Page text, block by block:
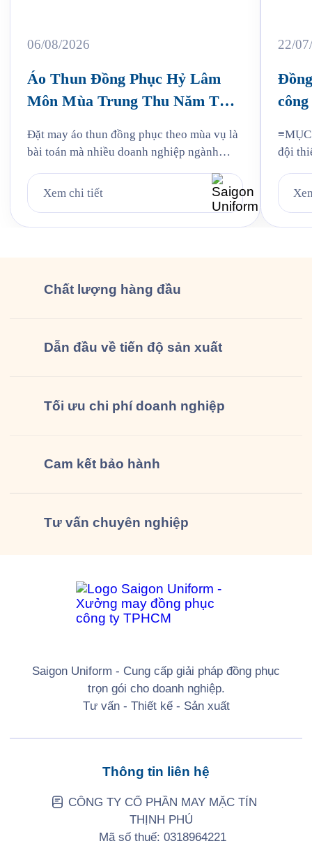
06/08/2026
Áo Thun Đồng Phục Hỷ Lâm
Môn Mùa Trung Thu Năm Thứ
Đặt may áo thun đồng phục theo mùa vụ là
bài toán mà nhiều doanh nghiệp ngành
Môn cũng vậy. Cứ đến hẹn lại lên, mỗi năm
khi mùa bánh Trung Thu về, Hỷ Lâm Môn
Xem chi tiết
22/
đội
mẫu
Quy
Chất lượng hàng đầu
Dẫn đầu về tiến độ sản xuất
Tối ưu chi phí doanh nghiệp
Cam kết bảo hành
Tư vấn chuyên nghiệp
Saigon Uniform - Cung cấp giải pháp đồng phục
trọn gói cho doanh nghiệp.
Tư vấn - Thiết kế - Sản xuất
Thông tin liên hệ
CÔNG TY CỔ PHẦN MAY MẶC TÍN
THỊNH PHÚ
Mã số thuế: 0318964221